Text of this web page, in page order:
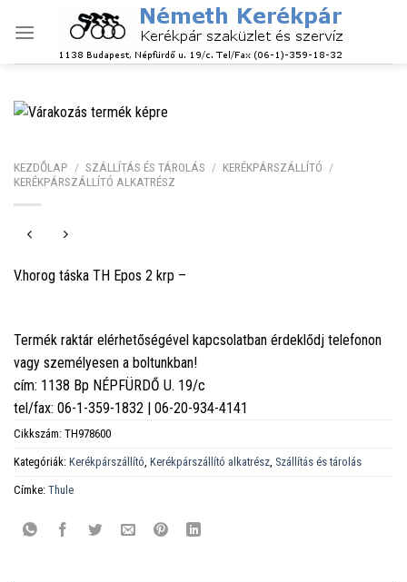
KEZDŐLAP / SZÁLLÍTÁS ÉS TÁROLÁS / KERÉKPÁRSZÁLLÍTÓ /
KERÉKPÁRSZÁLLÍTÓ ALKATRÉSZ
V.horog táska TH Epos 2 krp –
Termék raktár elérhetőségével kapcsolatban érdeklődj telefonon
vagy személyesen a boltunkban!
cím: 1138 Bp NÉPFÜRDŐ U. 19/c
tel/fax: 06-1-359-1832 | 06-20-934-4141
Cikkszám: TH978600
Kategóriák: Kerékpárszállító Kerékpárszállító alkatrész Szállítás és tárolás
Címke: Thule